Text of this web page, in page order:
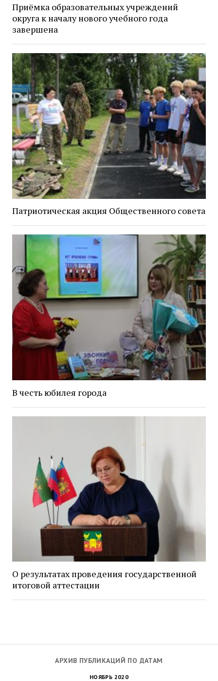
АРХИВ ПУБЛИКАЦИЙ ПО ДАТАМ
НОЯБРЬ 2020
Приёмка образовательных учреждений
округа к началу нового учебного года
завершена
Патриотическая акция Общественного совета
В честь юбилея города
О результатах проведения государственной
итоговой аттестации